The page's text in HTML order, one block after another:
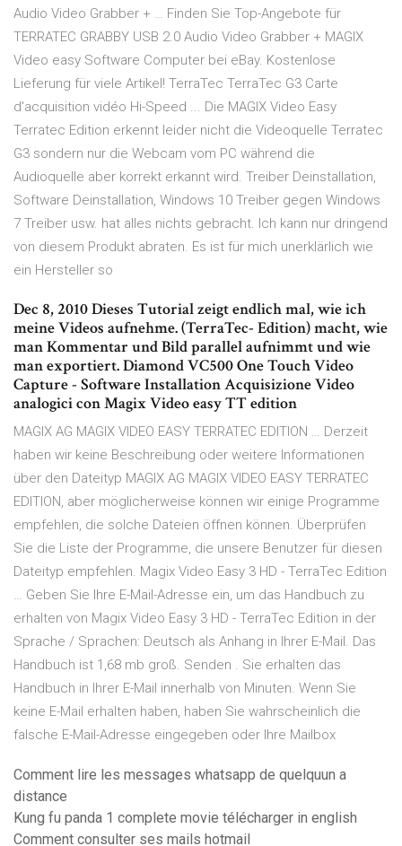
Audio Video Grabber + … Finden Sie Top-Angebote für
TERRATEC GRABBY USB 2.0 Audio Video Grabber + MAGIX
Video easy Software Computer bei eBay. Kostenlose
Lieferung für viele Artikel! TerraTec TerraTec G3 Carte
d'acquisition vidéo Hi-Speed ... Die MAGIX Video Easy
Terratec Edition erkennt leider nicht die Videoquelle Terratec
G3 sondern nur die Webcam vom PC während die
Audioquelle aber korrekt erkannt wird. Treiber Deinstallation,
Software Deinstallation, Windows 10 Treiber gegen Windows
7 Treiber usw. hat alles nichts gebracht. Ich kann nur dringend
von diesem Produkt abraten. Es ist für mich unerklärlich wie
ein Hersteller so
Dec 8, 2010 Dieses Tutorial zeigt endlich mal, wie ich
meine Videos aufnehme. (TerraTec- Edition) macht, wie
man Kommentar und Bild parallel aufnimmt und wie
man exportiert. Diamond VC500 One Touch Video
Capture - Software Installation Acquisizione Video
analogici con Magix Video easy TT edition
MAGIX AG MAGIX VIDEO EASY TERRATEC EDITION … Derzeit
haben wir keine Beschreibung oder weitere Informationen
über den Dateityp MAGIX AG MAGIX VIDEO EASY TERRATEC
EDITION, aber möglicherweise können wir einige Programme
empfehlen, die solche Dateien öffnen können. Überprüfen
Sie die Liste der Programme, die unsere Benutzer für diesen
Dateityp empfehlen. Magix Video Easy 3 HD - TerraTec Edition
… Geben Sie Ihre E-Mail-Adresse ein, um das Handbuch zu
erhalten von Magix Video Easy 3 HD - TerraTec Edition in der
Sprache / Sprachen: Deutsch als Anhang in Ihrer E-Mail. Das
Handbuch ist 1,68 mb groß. Senden . Sie erhalten das
Handbuch in Ihrer E-Mail innerhalb von Minuten. Wenn Sie
keine E-Mail erhalten haben, haben Sie wahrscheinlich die
falsche E-Mail-Adresse eingegeben oder Ihre Mailbox
Comment lire les messages whatsapp de quelquun a
distance
Kung fu panda 1 complete movie télécharger in english
Comment consulter ses mails hotmail